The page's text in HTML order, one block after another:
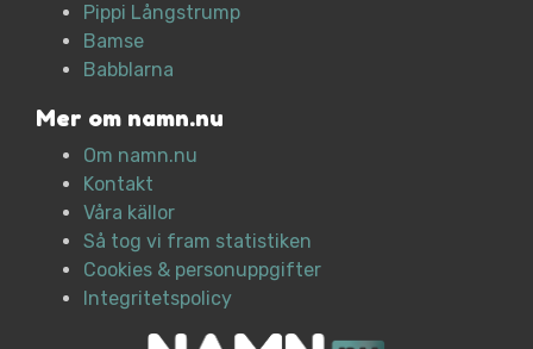
Pippi Långstrump
Bamse
Babblarna
Mer om namn.nu
Om namn.nu
Kontakt
Våra källor
Så tog vi fram statistiken
Cookies & personuppgifter
Integritetspolicy